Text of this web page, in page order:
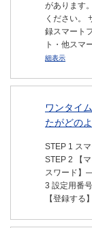
があります
ください。
録スマート
ト・他スマ
細表示
ワンタイ
たがどの
STEP 1 ス
STEP 2 【
スワード】
3 設定用番
【登録する